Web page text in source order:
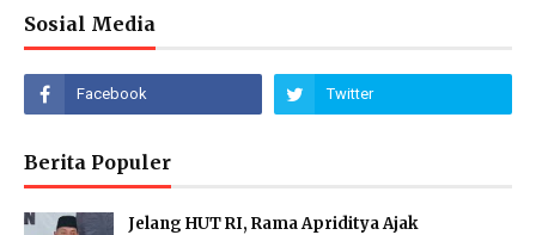
Sosial Media
Berita Populer
Jelang HUT RI, Rama Apriditya Ajak